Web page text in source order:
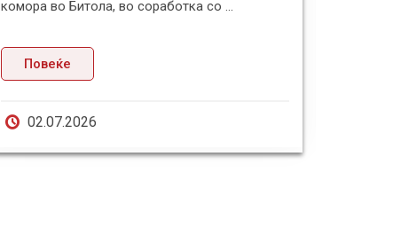
комора во Битола, во соработка со ...
Повеќе
02.07.2026